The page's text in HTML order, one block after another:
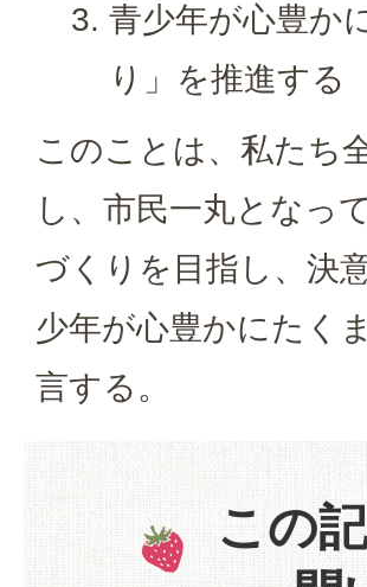
青少年が心豊か
り」を推進する
このことは、私たち
し、市民一丸となっ
づくりを目指し、決
少年が心豊かにたく
言する。
この